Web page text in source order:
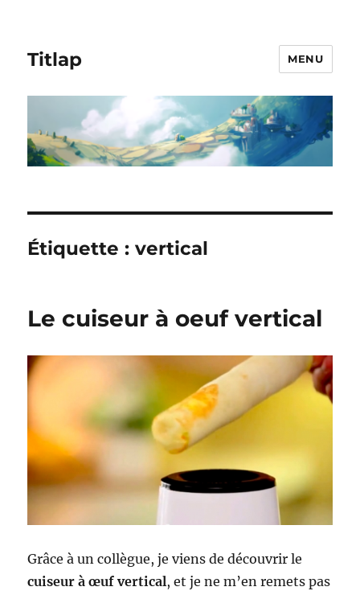
Titlap MENU
Étiquette :vertical
Le cuiseur à oeuf vertical
Grâce à un collègue, je viens de découvrir le
cuiseur à œuf vertical, et je ne m’en remets pas